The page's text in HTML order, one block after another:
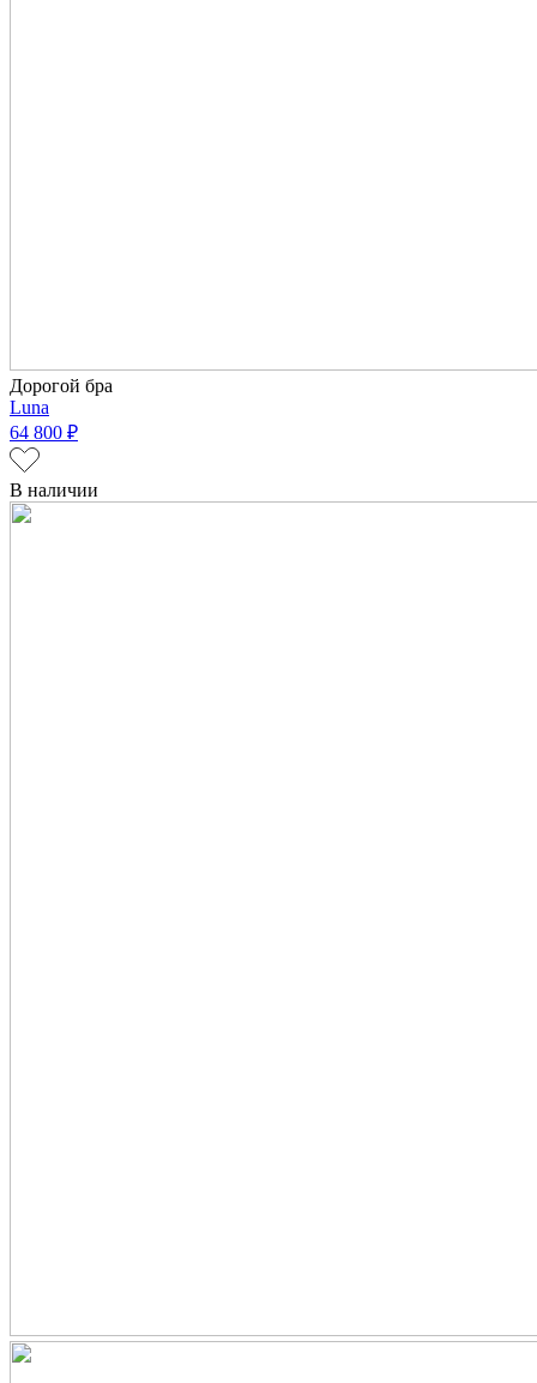
Дорогой бра
Luna
64 800 ₽
В наличии